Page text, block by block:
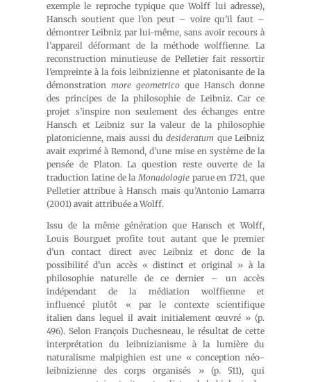
exemple le reproche typique que Wolff lui adresse),
Hansch soutient que l’on peut – voire qu’il faut –
démontrer Leibniz par lui-même, sans avoir recours à
l’appareil déformant de la méthode wolffienne. La
reconstruction minutieuse de Pelletier fait ressortir
l’empreinte à la fois leibnizienne et platonisante de la
démonstrationmore geometrico que Hansch donne
des principes de la philosophie de Leibniz. Car ce
projet s’inspire non seulement des échanges entre
Hansch et Leibniz sur la valeur de la philosophie
platonicienne, mais aussi dudesideratum que Leibniz
avait exprimé à Remond, d’une mise en système de la
pensée de Platon. La question reste ouverte de la
traduction latine de laMonadologie parue en 1721, que
Pelletier attribue à Hansch mais qu’Antonio Lamarra
(2001) avait attribuée a Wolff.
Issu de la même génération que Hansch et Wolff,
Louis Bourguet profite tout autant que le premier
d’un contact direct avec Leibniz et donc de la
possibilité d’un accès « distinct et original » à la
philosophie naturelle de ce dernier – un accès
indépendant de la médiation wolffienne et
influencé plutôt « par le contexte scientifique
italien dans lequel il avait initialement œuvré » (p.
496). Selon François Duchesneau, le résultat de cette
interprétation du leibnizianisme à la lumière du
naturalisme malpighien est une « conception néo-
leibnizienne des corps organisés » (p. 511), qui